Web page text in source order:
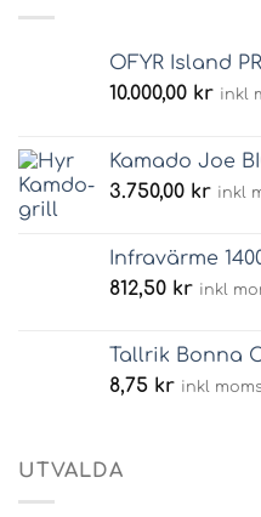
OFYR Island
10.000,00 kr inkl
Kamado Joe
3.750,00 kr inkl
Infravärme
812,50 kr inkl
Tallrik Bonna
8,75 kr inkl
UTVALDA